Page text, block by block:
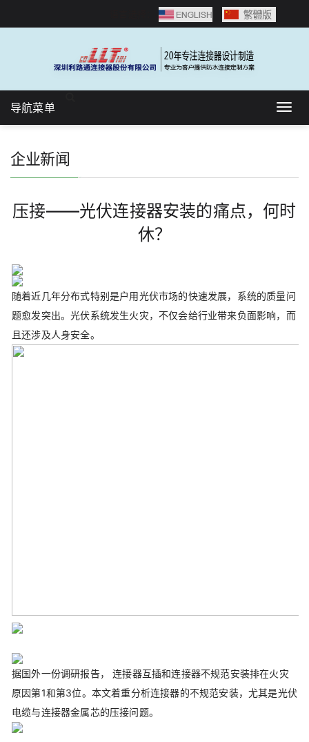
导航菜单
企业新闻
压接——光伏连接器安装的痛点，何时
休？
随着近几年分布式特别是户用光伏市场的快速发展，系统的质量问
题愈发突出。光伏系统发生火灾，不仅会给行业带来负面影响，而
且还涉及人身安全。
据国外一份调研报告， 连接器互插和连接器不规范安装排在火灾
原因第1和第3位。本文着重分析连接器的不规范安装，尤其是光伏
电缆与连接器金属芯的压接问题。